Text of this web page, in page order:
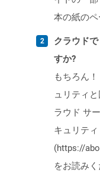
本の紙のペ
クラウド
すか?
もちろん
ュリティ
ラウド サ
キュリテ
(https://
をお読みく